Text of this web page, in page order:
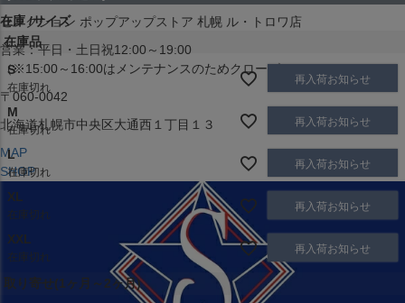
セレクション ポップアップストア 札幌 ル・トロワ店
営業：平日・土日祝12:00～19:00
（※15:00～16:00はメンテナンスのためクローズ）
〒060-0042
北海道札幌市中央区大通西１丁目１３
MAP
SHOP
在庫 サイズ
在庫品
S
在庫切れ
再入荷お知らせ
M
在庫切れ
再入荷お知らせ
L
在庫切れ
再入荷お知らせ
XL
在庫切れ
再入荷お知らせ
XXL
在庫切れ
再入荷お知らせ
取り寄せ(1ヶ月～2ヶ月)